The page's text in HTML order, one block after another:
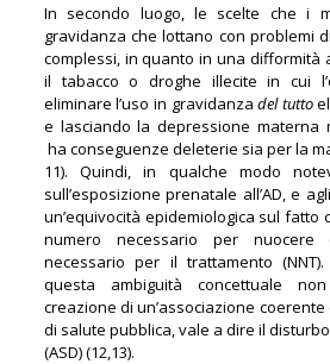
In secondo luogo, le scelte che i
gravidanza che lottano con problemi
complessi, in quanto in una difformità
il tabacco o droghe illecite in cui
eliminare l’uso in gravidanzadel tutto
e lasciando la depressione materna
ha conseguenze deleterie sia per la
11). Quindi, in qualche modo
sull’esposizione prenatale all’AD, e
un’equivocità epidemiologica sul fatto
numero necessario per
necessario per il trattamento (NNT).
questa ambiguità concettuale
creazione di un’associazione
di salute pubblica, vale a dire il
(ASD) (12,13).